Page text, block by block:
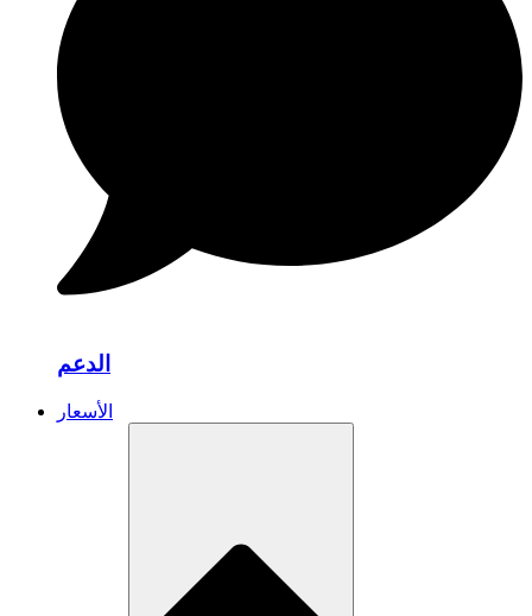
الدعم
الأسعار